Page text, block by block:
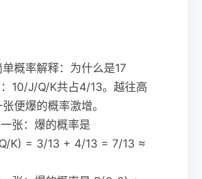
概率解释：为什么是17
10/J/Q/K共占4/13。越往高
便爆的概率激增。
张：爆的概率是
K) = 3/13 + 4/13 = 7/13 ≈